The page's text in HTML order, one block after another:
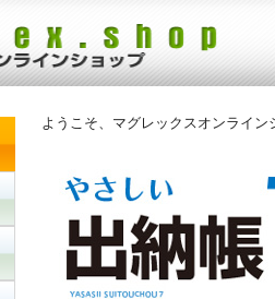
ようこそ、マグレックスオンライン